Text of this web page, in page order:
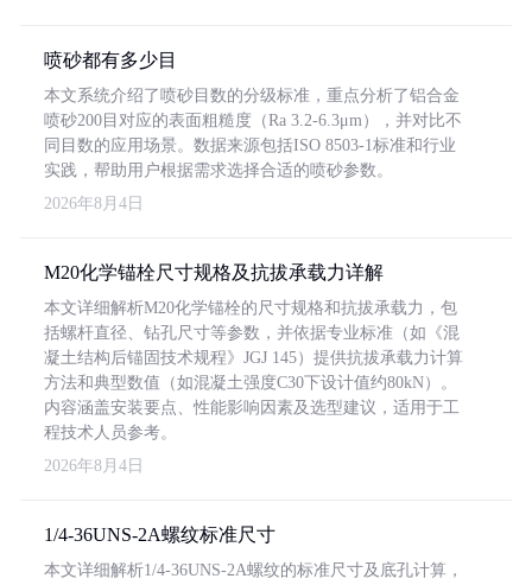
喷砂都有多少目
本文系统介绍了喷砂目数的分级标准，重点分析了铝合金
喷砂200目对应的表面粗糙度（Ra 3.2-6.3μm），并对比不
同目数的应用场景。数据来源包括ISO 8503-1标准和行业
实践，帮助用户根据需求选择合适的喷砂参数。
2026年8月4日
M20化学锚栓尺寸规格及抗拔承载力详解
本文详细解析M20化学锚栓的尺寸规格和抗拔承载力，包
括螺杆直径、钻孔尺寸等参数，并依据专业标准（如《混
凝土结构后锚固技术规程》JGJ 145）提供抗拔承载力计算
方法和典型数值（如混凝土强度C30下设计值约80kN）。
内容涵盖安装要点、性能影响因素及选型建议，适用于工
程技术人员参考。
2026年8月4日
1/4-36UNS-2A螺纹标准尺寸
本文详细解析1/4-36UNS-2A螺纹的标准尺寸及底孔计算，